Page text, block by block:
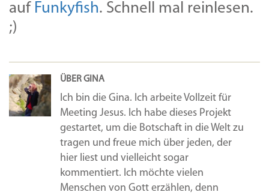
auf Funkyfish. Schnell mal reinlesen.
;)
ÜBER GINA
Ich bin die Gina. Ich arbeite Vollzeit für
Meeting Jesus. Ich habe dieses Projekt
gestartet, um die Botschaft in die Welt zu
tragen und freue mich über jeden, der
hier liest und vielleicht sogar
kommentiert. Ich möchte vielen
Menschen von Gott erzählen, denn